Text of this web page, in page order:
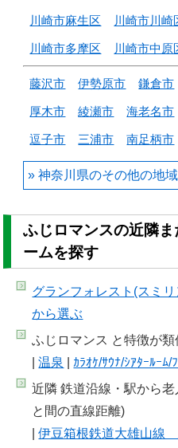
川崎市麻生区 川崎市川崎
川崎市多摩区 川崎市中原
藤沢市 伊勢原市 鎌倉市
厚木市 綾瀬市 海老名市
逗子市 三浦市 南足柄市
神奈川県のその他の地
ふじロマンスの近隣
ームを探す
グランフォレスト(スミ
から選ぶ
ふじロマンス と特徴が
|温泉 ｶﾗｵｹ/ｻｳﾅ/ｼｱﾀｰﾙｰﾑ/
近隣 鉄道沿線・駅から
と間の直線距離)
|伊豆箱根鉄道大雄山線